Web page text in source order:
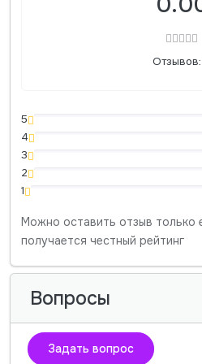
5
4
3
2
1
Можно оставить отзыв только
получается честный рейтинг
Вопросы
Задать вопрос